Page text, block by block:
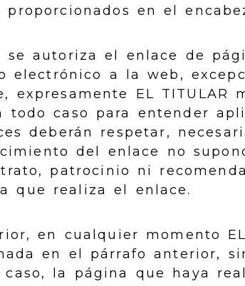
en el
se autoriza el enlace de
electrónico a la web,
expresamente EL TITULAR
todo caso para entender
deberán respetar,
del enlace no
patrocinio ni
que realiza el enlace.
en cualquier momento
en el párrafo anterior,
la página que haya